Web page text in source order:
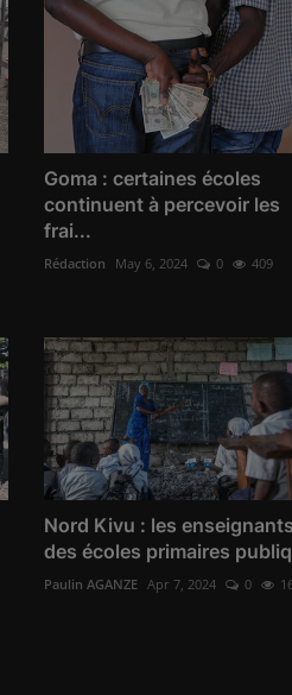
Goma : certaines écoles
continuent à percevoir les
frai...
Rédaction May 6, 2024 0 409
Nord Kivu : les enseignants
des écoles primaires
Paulin AGANZE Apr 7, 2024 0